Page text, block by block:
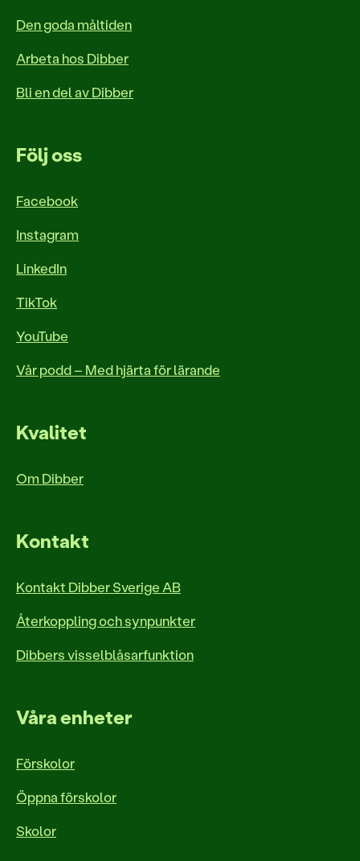
Den goda måltiden
Arbeta hos Dibber
Bli en del av Dibber
Följ oss
Facebook
Instagram
LinkedIn
TikTok
YouTube
Vår podd – Med hjärta för lärande
Kvalitet
Om Dibber
Kontakt
Kontakt Dibber Sverige AB
Återkoppling och synpunkter
Dibbers visselblåsarfunktion
Våra enheter
Förskolor
Öppna förskolor
Skolor